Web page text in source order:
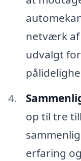
netværk
udvalgt
op til tre
erfaring